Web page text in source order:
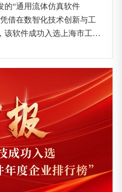
的“通用流体仿真软件
借在数智化技术创新与工
该软件成功入选上海市工业
“AI + 制造” 智能产品推广
报发起评选的 “中国智造基
。